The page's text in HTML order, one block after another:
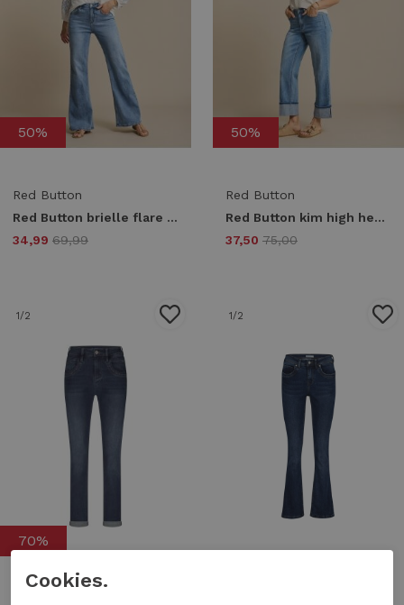
50%
Red Button
Red Button brielle flare denim srb4842 Flare lightstone-l33
34,99 69,99
50%
Red Button
Red Button kim high hem & scarf srb4928 Regular fit stoneused
37,50 75,00
1/2
70%
1/2
Cookies.